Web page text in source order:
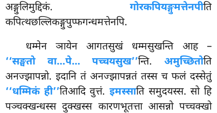
अङ्गुलिमुद्दिकं. गोरकपियङ्गुमत्तेनपीति
कपित्थछल्लिकङ्गुपुप्फगन्धमत्तेनपि.
धम्मेन ञायेन आगतसुखं धम्मसुखन्ति आह –
‘‘सङ्घतो वा…पे… पच्चयसुख’’न्ति. अमुच्छितोति
अनज्झापन्नो. इदानि तं अनज्झापन्नतं तस्स च फलं दस्सेतुं
‘‘धम्मिकं ही’’तिआदि वुत्तं.इमस्साति समुदयस्स. सो हि
पञ्चक्खन्धस्स दुक्खस्स कारणभूतत्ता आसन्नो पच्चक्खो